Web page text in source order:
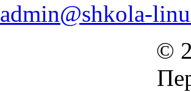
admin@shkola-
©